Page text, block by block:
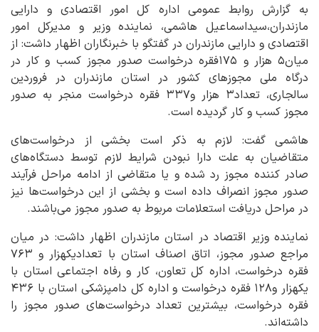
به گزارش روابط عمومی اداره کل امور اقتصادی و دارایی
مازندران،سیداسماعیل هاشمی، نماینده وزیر و مدیرکل امور
اقتصادی و دارایی مازندران در گفتگو با خبرنگاران اظهار داشت: از
میان۵ هزار و ۱۷۵فقره درخواست صدور مجوز کسب و کار در
درگاه ملی مجوزهای کشور در استان مازندران در فروردین
سالجاری، تعداد۳ هزار و۳۳۷ فقره درخواست منجر به صدور
مجوز کسب و کار گردیده است.
هاشمی گفت: لازم به ذکر است بخشی از درخواست‌های
متقاضیان به علت دارا نبودن شرایط لازم توسط دستگاه‌های
صادر کننده مجوز رد شده و یا متقاضی از ادامه مراحل فرآیند
صدور مجوز انصراف داده است و بخشی از این درخواست‌ها نیز
در مراحل دریافت استعلامات مربوط به صدور مجوز می‌باشند.
نماینده وزیر اقتصاد در استان مازندران اظهار داشت: در میان
مراجع صدور مجوز، اتاق اصناف استان با تعدادیکهزار و ۷۶۳
فقره درخواست، اداره کل تعاون، کار و رفاه اجتماعی استان با
یکهزار و۱۲۸ فقره درخواست و اداره کل دامپزشکی استان با ۴۳۶
فقره درخواست، بیشترین تعداد درخواست‌های صدور مجوز را
داشته‌اند.